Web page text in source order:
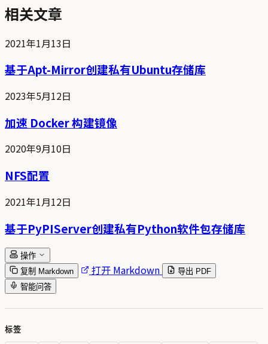
相关文章
2021年1月13日
基于Apt-Mirror创建私有Ubuntu存储库
2023年5月12日
加速 Docker 构建镜像
2020年9月10日
NFS配置
2021年1月12日
基于PyPIServer创建私有Python软件包存储库
操作
复制 Markdown
打开 Markdown
导出 PDF
智能问答
标签